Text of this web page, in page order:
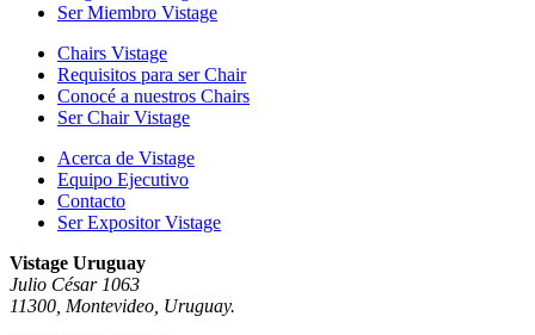
Ser Miembro Vistage
Chairs Vistage
Requisitos para ser Chair
Conocé a nuestros Chairs
Ser Chair Vistage
Acerca de Vistage
Equipo Ejecutivo
Contacto
Ser Expositor Vistage
Vistage Uruguay
Julio César 1063
11300, Montevideo, Uruguay.